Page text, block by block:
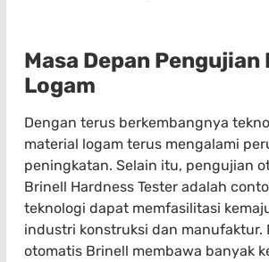
Masa Depan
Logam
Dengan terus berkembangnya
material logam terus mengalami
peningkatan. Selain itu, pengujian
Brinell Hardness Tester adalah
teknologi dapat memfasilitasi
industri konstruksi dan manufaktur.
otomatis Brinell membawa banyak